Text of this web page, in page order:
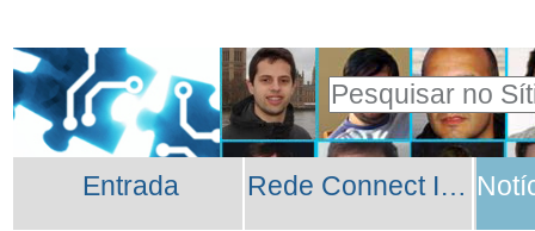
para
o
conteúdo.
Pessoais
Pesquisar
Pesquisa
Avançada…
Secções
Entrada Rede Connect INESC TEC